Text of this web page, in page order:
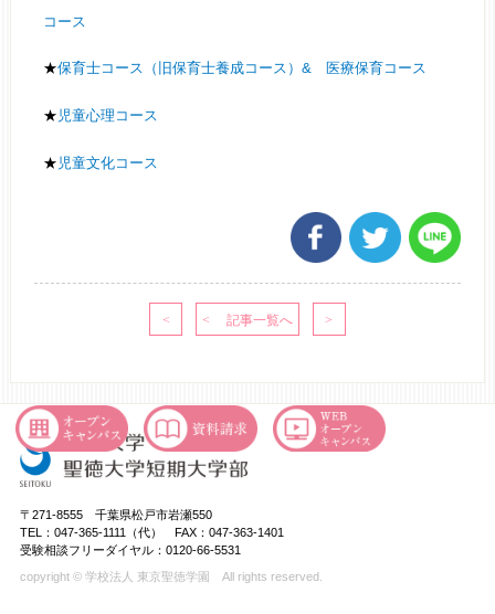
コース
★保育士コース（旧保育士養成コース）& 医療保育コース
★ 児童心理コース
★ 児童文化コース
〒271-8555 千葉県松戸市岩瀬550
TEL：047-365-1111（代） FAX：047-363-1401
受験相談フリーダイヤル：0120-66-5531
copyright © 学校法人 東京聖徳学園 All rights reserved.